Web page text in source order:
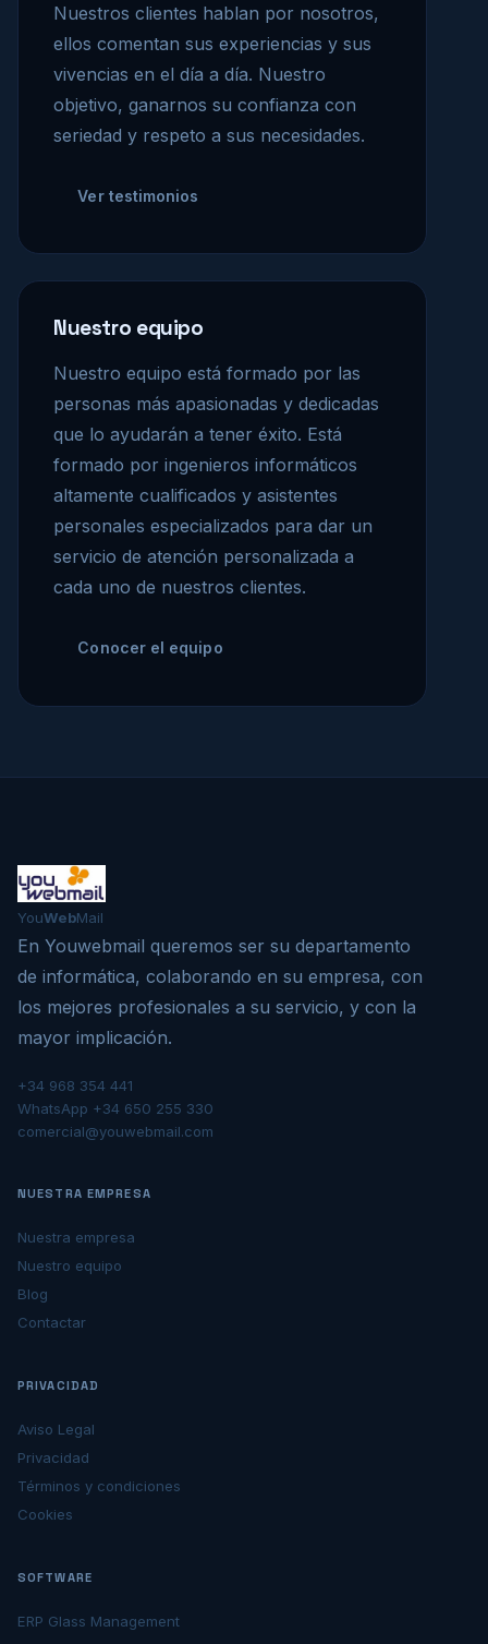
Nuestros clientes hablan por nosotros,
ellos comentan sus experiencias y sus
vivencias en el día a día. Nuestro
objetivo, ganarnos su confianza con
seriedad y respeto a sus necesidades.
Ver testimonios
Nuestro equipo
Nuestro equipo está formado por las
personas más apasionadas y dedicadas
que lo ayudarán a tener éxito. Está
formado por ingenieros informáticos
altamente cualificados y asistentes
personales especializados para dar un
servicio de atención personalizada a
cada uno de nuestros clientes.
Conocer el equipo
YouWebMail
En Youwebmail queremos ser su departamento
de informática, colaborando en su empresa, con
los mejores profesionales a su servicio, y con la
mayor implicación.
+34 968 354 441
WhatsApp +34 650 255 330
comercial@youwebmail.com
NUESTRA EMPRESA
Nuestra empresa
Nuestro equipo
Blog
Contactar
PRIVACIDAD
Aviso Legal
Privacidad
Términos y condiciones
Cookies
SOFTWARE
ERP Glass Management